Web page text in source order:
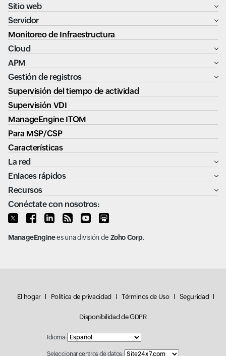
Sitio web
Servidor
Monitoreo de Infraestructura
Cloud
APM
Gestión de registros
Supervisión del tiempo de actividad
Supervisión VDI
ManageEngine ITOM
Para MSP/CSP
Características
La red
Enlaces rápidos
Recursos
Conéctate con nosotros:
ManageEnginees una división de Zoho Corp.
El hogar Política de privacidad Términos de Uso Seguridad
Disponibilidad de GDPR
Idioma:
Seleccionar centros de datos: